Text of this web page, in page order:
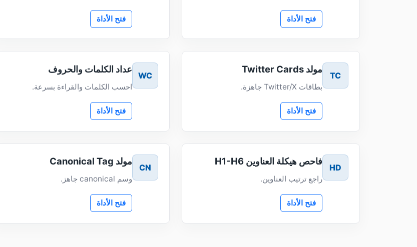
فتح الأداة فتح الأداة
TC
مولد Twitter Cards
بطاقات Twitter/X جاهزة.
فتح الأداة
WC
عداد الكلمات والحروف
احسب الكلمات والقراءة بسرعة.
فتح الأداة
HD
فاحص هيكلة العناوين H1-H6
راجع ترتيب العناوين.
فتح الأداة
CN
مولد Canonical Tag
وسم canonical جاهز.
فتح الأداة